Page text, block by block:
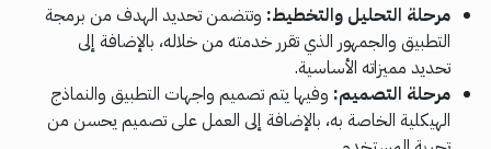
مرحلة التحليل والتخطيط: وتتضمن تحديد الهدف من برمجة
التطبيق والجمهور الذي تقرر خدمته من خلاله، بالإضافة إلى
تحديد مميزاته الأساسية.
مرحلة التصميم: وفيها يتم تصميم واجهات التطبيق والنماذج
الهيكلية الخاصة به، بالإضافة إلى العمل على تصميم يحسن من